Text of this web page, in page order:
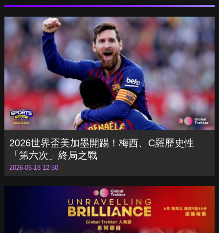
上架影劇資訊 上架影劇資訊
最新文章 Latest News
2026世界盃美加墨開踢！梅西、C羅歷史性
「第六次」終局之戰
2026-06-18 12:50